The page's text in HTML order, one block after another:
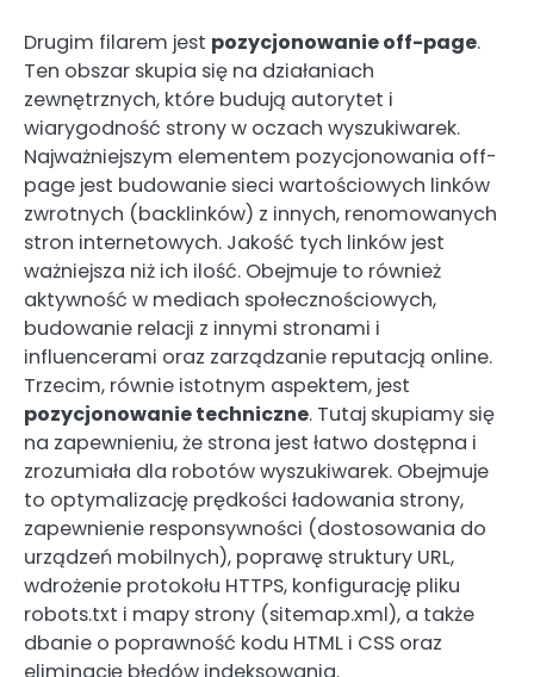
Drugim filarem jest pozycjonowanie off-page.
Ten obszar skupia się na działaniach
zewnętrznych, które budują autorytet i
wiarygodność strony w oczach wyszukiwarek.
Najważniejszym elementem pozycjonowania off-
page jest budowanie sieci wartościowych linków
zwrotnych (backlinków) z innych, renomowanych
stron internetowych. Jakość tych linków jest
ważniejsza niż ich ilość. Obejmuje to również
aktywność w mediach społecznościowych,
budowanie relacji z innymi stronami i
influencerami oraz zarządzanie reputacją online.
Trzecim, równie istotnym aspektem, jest
pozycjonowanie techniczne. Tutaj skupiamy się
na zapewnieniu, że strona jest łatwo dostępna i
zrozumiała dla robotów wyszukiwarek. Obejmuje
to optymalizację prędkości ładowania strony,
zapewnienie responsywności (dostosowania do
urządzeń mobilnych), poprawę struktury URL,
wdrożenie protokołu HTTPS, konfigurację pliku
robots.txt i mapy strony (sitemap.xml), a także
dbanie o poprawność kodu HTML i CSS oraz
eliminację błędów indeksowania.